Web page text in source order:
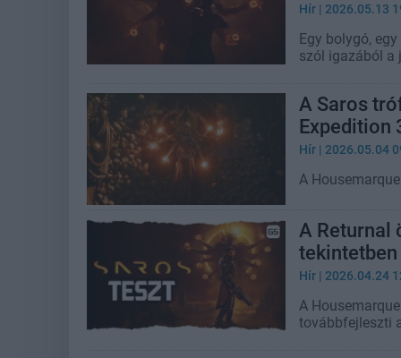
Hír | 2026.05.13
Egy bolygó,
szól igazából a
A Saros
Expedition
Hír | 2026.05.04
A
A Returnal
Hír | 2026.04.24
A
továbbfejleszti